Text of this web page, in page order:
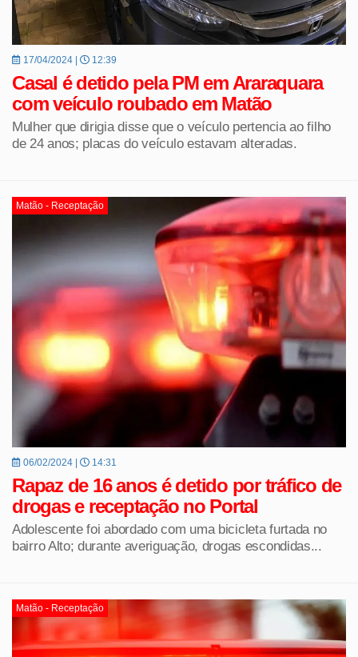
17/04/2024 | 12:39
Casal é detido pela PM em Araraquara
com veículo roubado em Matão
Mulher que dirigia disse que o veículo pertencia ao filho
de 24 anos; placas do veículo estavam alteradas.
Matão - Receptação
06/02/2024 | 14:31
Rapaz de 16 anos é detido por tráfico de
drogas e receptação no Portal
Adolescente foi abordado com uma bicicleta furtada no
bairro Alto; durante averiguação, drogas escondidas...
Matão - Receptação